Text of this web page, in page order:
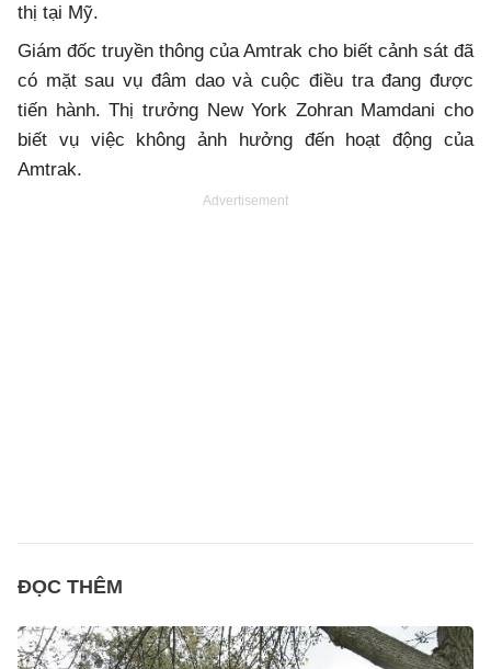
thị tại Mỹ.
Giám đốc truyền thông của Amtrak cho biết cảnh sát đã
có mặt sau vụ đâm dao và cuộc điều tra đang được
tiến hành. Thị trưởng New York Zohran Mamdani cho
biết vụ việc không ảnh hưởng đến hoạt động của
Amtrak.
Advertisement
ĐỌC THÊM